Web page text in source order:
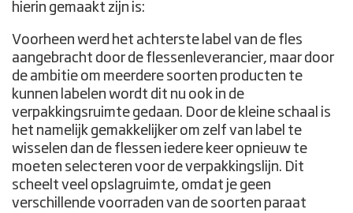
hierin gemaakt zijn is:
Voorheen werd het achterste label van de fles
aangebracht door de flessenleverancier, maar door
de ambitie om meerdere soorten producten te
kunnen labelen wordt dit nu ook in de
verpakkingsruimte gedaan. Door de kleine schaal is
het namelijk gemakkelijker om zelf van label te
wisselen dan de flessen iedere keer opnieuw te
moeten selecteren voor de verpakkingslijn. Dit
scheelt veel opslagruimte, omdat je geen
verschillende voorraden van de soorten paraat